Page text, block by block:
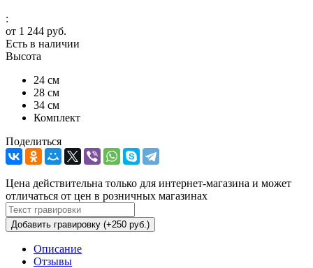
:
от 1 244 руб.
Есть в наличии
Высота
24 см
28 см
34 см
Комплект
Поделиться
Цена действительна только для интернет-магазина и может
отличаться от цен в розничных магазинах
Добавить гравировку (+250 руб.)
Описание
Отзывы